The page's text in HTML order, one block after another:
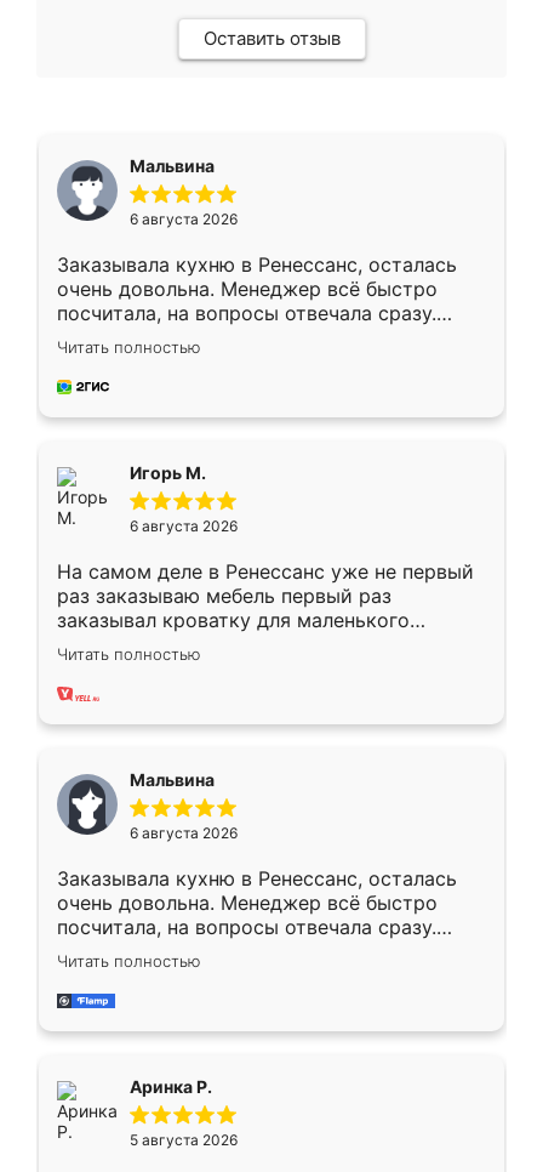
Оставить отзыв
Мальвина
6 августа 2026
Заказывала кухню в Ренессанс, осталась
очень довольна. Менеджер всё быстро
посчитала, на вопросы отвечала сразу.
Замерщик приехал в субботу, подошёл к
делу со всей ответственностью. Собрали
за день, ребята работали аккуратно, даже
Читать полностью
Игорь М.
6 августа 2026
На самом деле в Ренессанс уже не первый
раз заказываю мебель первый раз
заказывал кроватку для маленького
ребёнка при его рождении ,во второй раз
заказал шкаф-купе. По качеству очень
хорошее сборка достаточно быстрая,
меньше, здесь же он более разнообразный.
Мне нравится ,если что-то потребуется из
мебели буду заказывать только здесь.
Читать полностью
Мальвина
6 августа 2026
Заказывала кухню в Ренессанс, осталась
очень довольна. Менеджер всё быстро
посчитала, на вопросы отвечала сразу.
Замерщик приехал в субботу, подошёл к
делу со всей ответственностью. Собрали
за день, ребята работали аккуратно, даже
Читать полностью
Аринка Р.
5 августа 2026